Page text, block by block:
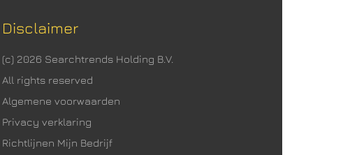
Disclaimer
(c) 2026 Searchtrends Holding B.V.
All rights reserved
Algemene voorwaarden
Privacy verklaring
Richtlijnen Mijn Bedrijf